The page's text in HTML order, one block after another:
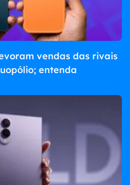
vendas das rivais
entenda